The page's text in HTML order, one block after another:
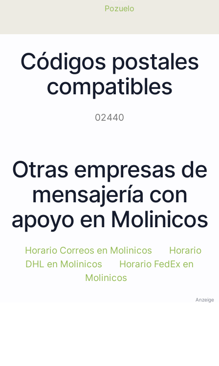
Pozuelo
Códigos postales
compatibles
02440
Otras empresas de
mensajería con
apoyo en Molinicos
Horario Correos en Molinicos
Horario
DHL en Molinicos
Horario FedEx en
Molinicos
Anzeige